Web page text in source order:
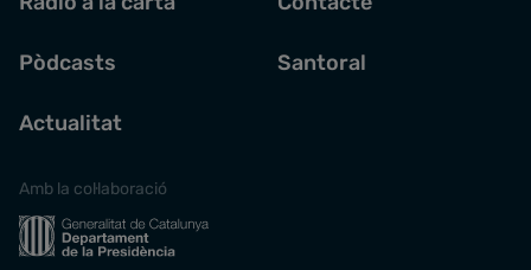
Pòdcasts
Actualitat
Santoral
Amb la col·laboració